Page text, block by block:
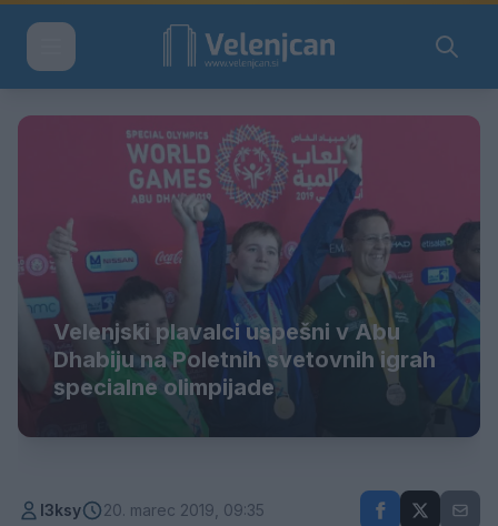
Velenjski plavalci uspešni v Abu
Dhabiju na Poletnih svetovnih igrah
specialne olimpijade
l3ksy 20. marec 2019, 09:35